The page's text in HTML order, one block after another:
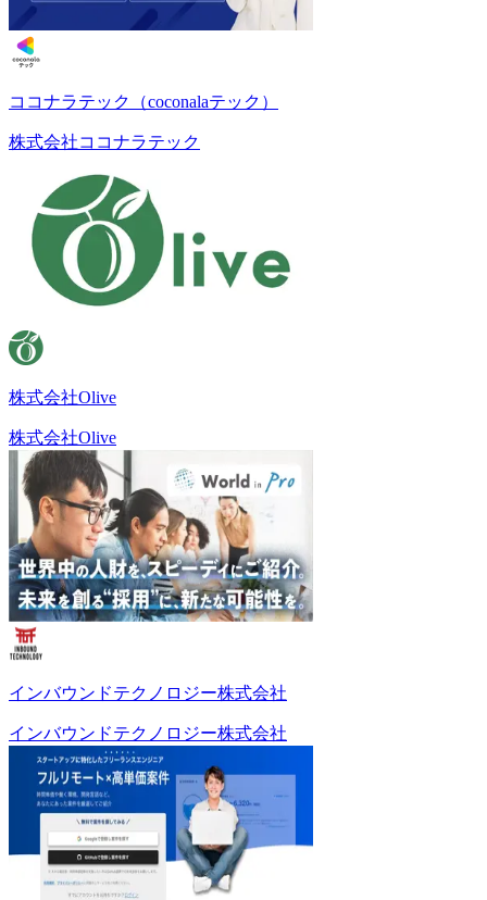
ココナラテック（coconalaテック）
株式会社ココナラテック
株式会社Olive
株式会社Olive
インバウンドテクノロジー株式会社
インバウンドテクノロジー株式会社